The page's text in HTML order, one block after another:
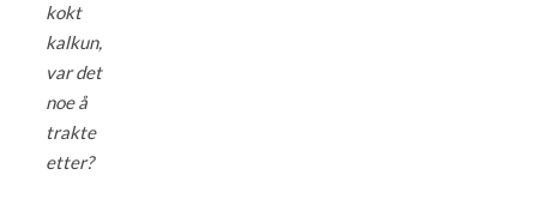
kokt
kalkun,
var det
noe å
trakte
etter?